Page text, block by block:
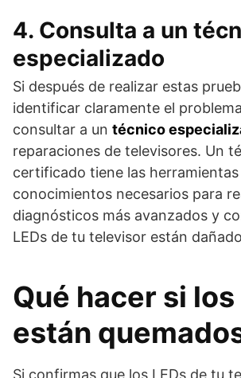
4. Consulta a un
especializado
Si después de realizar estas
identificar claramente el
consultar a un técnico
reparaciones de televisores. Un
certificado tiene las
conocimientos necesarios para
diagnósticos más avanzados y
LEDs de tu televisor están
Qué hacer si los
están
Si confirmas que los LEDs de tu